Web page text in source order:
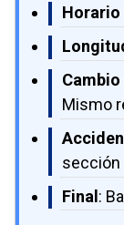
Horario
Mismo
sección
Final: